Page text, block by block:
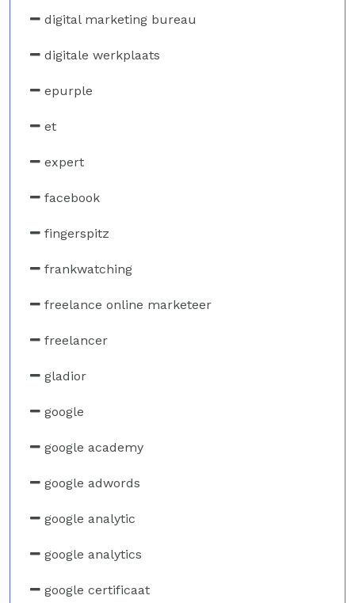
digital marketing bureau
digitale werkplaats
epurple
et
expert
facebook
fingerspitz
frankwatching
freelance online marketeer
freelancer
gladior
google
google academy
google adwords
google analytic
google analytics
google certificaat